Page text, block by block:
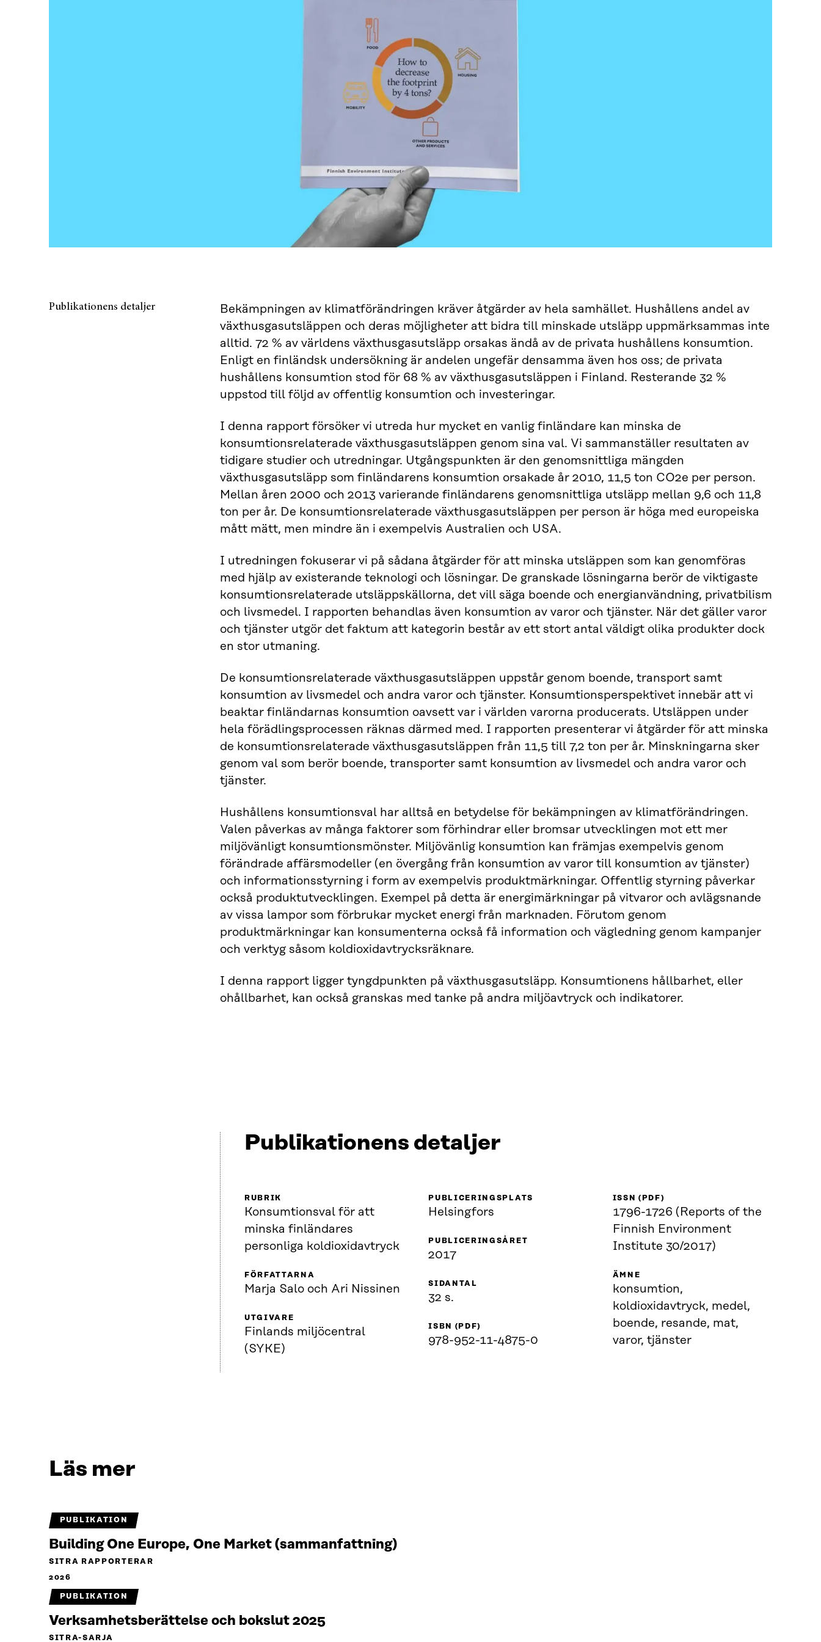
Publikationens detaljer
Bekämpningen av klimatförändringen kräver åtgärder av hela samhället. Hushållens andel av
växthusgasutsläppen och deras möjligheter att bidra till minskade utsläpp uppmärksammas inte
alltid. 72 % av världens växthusgasutsläpp orsakas ändå av de privata hushållens konsumtion.
Enligt en finländsk undersökning är andelen ungefär densamma även hos oss; de privata
hushållens konsumtion stod för 68 % av växthusgasutsläppen i Finland. Resterande 32 %
uppstod till följd av offentlig konsumtion och investeringar.
I denna rapport försöker vi utreda hur mycket en vanlig finländare kan minska de
konsumtionsrelaterade växthusgasutsläppen genom sina val. Vi sammanställer resultaten av
tidigare studier och utredningar. Utgångspunkten är den genomsnittliga mängden
växthusgasutsläpp som finländarens konsumtion orsakade år 2010, 11,5 ton CO2e per person.
Mellan åren 2000 och 2013 varierande finländarens genomsnittliga utsläpp mellan 9,6 och 11,8
ton per år. De konsumtionsrelaterade växthusgasutsläppen per person är höga med europeiska
mått mätt, men mindre än i exempelvis Australien och USA.
I utredningen fokuserar vi på sådana åtgärder för att minska utsläppen som kan genomföras
med hjälp av existerande teknologi och lösningar. De granskade lösningarna berör de viktigaste
konsumtionsrelaterade utsläppskällorna, det vill säga boende och energianvändning, privatbilism
och livsmedel. I rapporten behandlas även konsumtion av varor och tjänster. När det gäller varor
och tjänster utgör det faktum att kategorin består av ett stort antal väldigt olika produkter dock
en stor utmaning.
De konsumtionsrelaterade växthusgasutsläppen uppstår genom boende, transport samt
konsumtion av livsmedel och andra varor och tjänster. Konsumtionsperspektivet innebär att vi
beaktar finländarnas konsumtion oavsett var i världen varorna producerats. Utsläppen under
hela förädlingsprocessen räknas därmed med. I rapporten presenterar vi åtgärder för att minska
de konsumtionsrelaterade växthusgasutsläppen från 11,5 till 7,2 ton per år. Minskningarna sker
genom val som berör boende, transporter samt konsumtion av livsmedel och andra varor och
tjänster.
Hushållens konsumtionsval har alltså en betydelse för bekämpningen av klimatförändringen.
Valen påverkas av många faktorer som förhindrar eller bromsar utvecklingen mot ett mer
miljövänligt konsumtionsmönster. Miljövänlig konsumtion kan främjas exempelvis genom
förändrade affärsmodeller (en övergång från konsumtion av varor till konsumtion av tjänster)
och informationsstyrning i form av exempelvis produktmärkningar. Offentlig styrning påverkar
också produktutvecklingen. Exempel på detta är energimärkningar på vitvaror och avlägsnande
av vissa lampor som förbrukar mycket energi från marknaden. Förutom genom
produktmärkningar kan konsumenterna också få information och vägledning genom kampanjer
och verktyg såsom koldioxidavtrycksräknare.
I denna rapport ligger tyngdpunkten på växthusgasutsläpp. Konsumtionens hållbarhet, eller
ohållbarhet, kan också granskas med tanke på andra miljöavtryck och indikatorer.
Publikationens detaljer
RUBRIK
Konsumtionsval för att
minska finländares
personliga koldioxidavtryck
FÖRFATTARNA
Marja Salo och Ari Nissinen
UTGIVARE
Finlands miljöcentral
(SYKE)
PUBLICERINGSPLATS
Helsingfors
PUBLICERINGSÅRET
2017
SIDANTAL
32 s.
ISBN (PDF)
978-952-11-4875-0
ISSN (PDF)
1796-1726 (Reports of the
Finnish Environment
Institute 30/2017)
ÄMNE
konsumtion,
koldioxidavtryck, medel,
boende, resande, mat,
varor, tjänster
Läs mer
PUBLIKATION
Building One Europe, One Market (sammanfattning)
SITRA RAPPORTERAR
2026
PUBLIKATION
Verksamhetsberättelse och bokslut 2025
SITRA-SARJA